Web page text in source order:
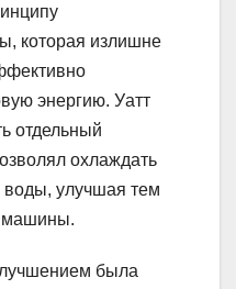
которая излишне
энергию. Уатт
отдельный
охлаждать
воды, улучшая тем
машины.
была